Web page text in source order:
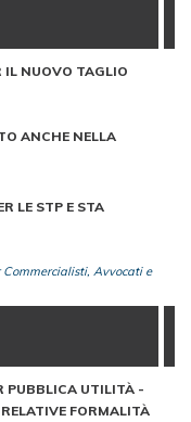
IL NUOVO TAGLIO
ANCHE NELLA
LE STP E STA
Avvocati e
PUBBLICA UTILITÀ -
FORMALITÀ